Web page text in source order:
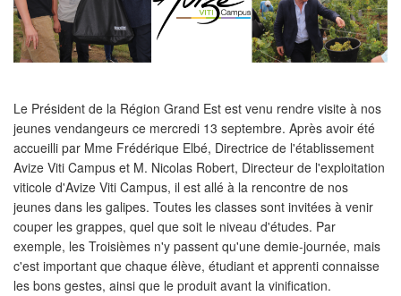
Le Président de la Région Grand Est est venu rendre visite à nos
jeunes vendangeurs ce mercredi 13 septembre. Après avoir été
accueilli par Mme Frédérique Elbé, Directrice de l'établissement
Avize Viti Campus et M. Nicolas Robert, Directeur de l'exploitation
viticole d'Avize Viti Campus, il est allé à la rencontre de nos
jeunes dans les galipes. Toutes les classes sont invitées à venir
couper les grappes, quel que soit le niveau d'études. Par
exemple, les Troisièmes n'y passent qu'une demie-journée, mais
c'est important que chaque élève, étudiant et apprenti connaisse
les bons gestes, ainsi que le produit avant la vinification.